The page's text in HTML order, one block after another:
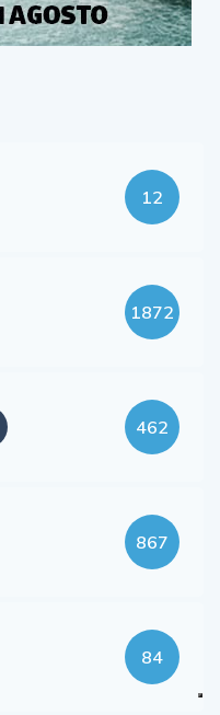
12
1872
462
867
84